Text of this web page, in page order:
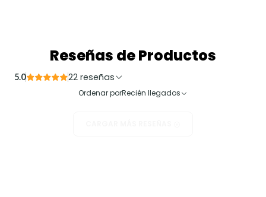
Reseñas de Productos
5.0 22 reseñas
Ordenar porRecién llegados